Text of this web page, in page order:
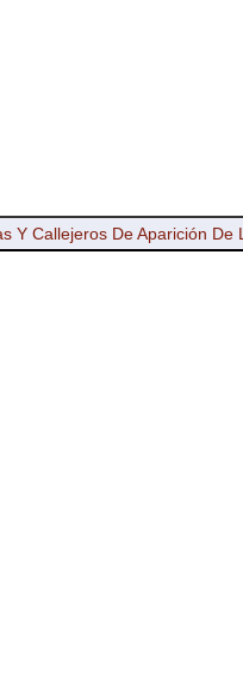
Y Callejeros De Aparición De